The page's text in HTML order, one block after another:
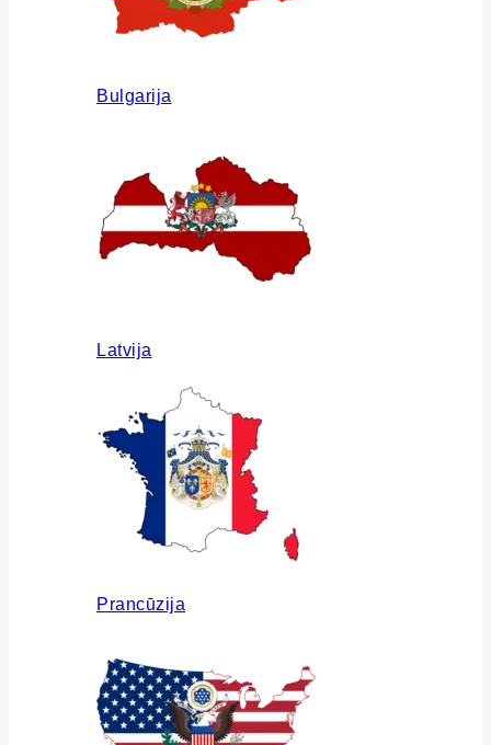
Bulgarija
Latvija
Prancūzija